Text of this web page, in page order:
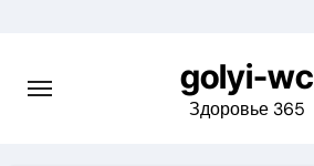
content
golyi-wc
Здоровье 365